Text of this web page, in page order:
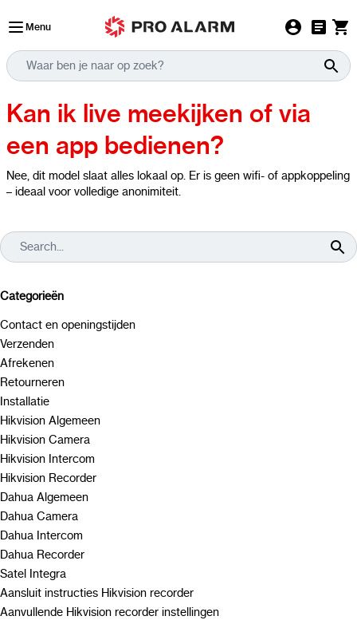
Menu
Kan ik live meekijken of via
een app bedienen?
Nee, dit model slaat alles lokaal op. Er is geen wifi- of appkoppeling
– ideaal voor volledige anonimiteit.
Categorieën
Contact en openingstijden
Verzenden
Afrekenen
Retourneren
Installatie
Hikvision Algemeen
Hikvision Camera
Hikvision Intercom
Hikvision Recorder
Dahua Algemeen
Dahua Camera
Dahua Intercom
Dahua Recorder
Satel Integra
Aansluit instructies Hikvision recorder
Aanvullende Hikvision recorder instellingen